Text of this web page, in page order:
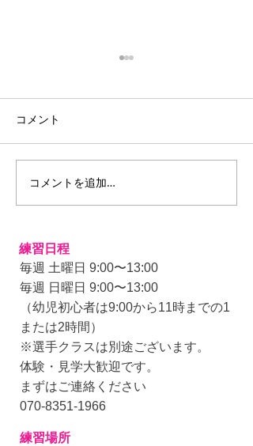
コメント
コメントを追加…
練習日程
練習場所
毎週 土曜日 9:00〜13:00
毎週 日曜日 9:00〜13:00
（幼児初心者は9:00から11時までの1
または2時間）
※選手クラスは別途ございます。
体験・見学大歓迎です。
まずはご連絡ください
070-8351-1966